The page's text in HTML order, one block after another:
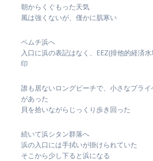
朝からくぐもった天気
風は強くないが、僅かに肌寒い
ペムチ浜へ
入口に浜の表記はなく、EEZ(排他的経済
印
誰も居ないロングビーチで、小さなプラ
があった
貝を拾いながらじっくり歩き回った
続いて浜シタン群落へ
浜の入口には手拭いが掛けられていた
そこから少し下ると浜になる